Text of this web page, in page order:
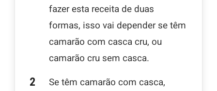
fazer esta receita de duas
formas, isso vai depender se têm
camarão com casca cru, ou
camarão cru sem casca.
Se têm camarão com casca,